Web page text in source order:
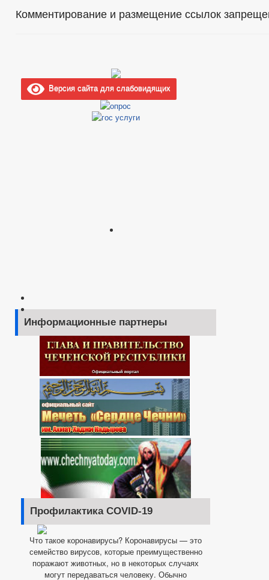
Комментирование и размещение ссылок
Версия сайта для слабовидящих
Информационные партнеры
Профилактика COVID-19
Что такое коронавирусы? Коронавирусы — это
семейство вирусов, которые преимущественно
поражают животных, но в некоторых случаях
могут передаваться человеку. Обычно